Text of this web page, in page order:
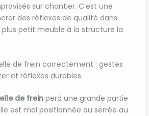
sur chantier. C’est une
des réflexes de qualité dans
petit meuble à la structure la
de frein correctement : gestes
et réflexes durables
de freinperd une grande partie
est mal positionnée ou serrée au